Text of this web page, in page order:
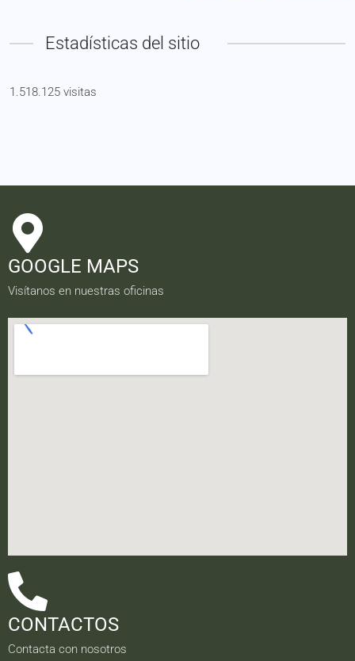
Estadísticas del sitio
1.518.125 visitas
GOOGLE MAPS
Visítanos en nuestras oficinas
CONTACTOS
Contacta con nosotros